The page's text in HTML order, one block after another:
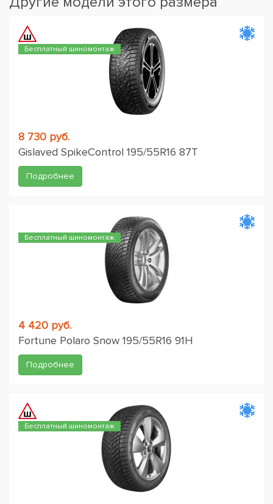
Бесплатный шиномонтаж
8 730 руб.
Gislaved SpikeControl 195/55R16 87T
Подробнее
Бесплатный шиномонтаж
4 420 руб.
Fortune Polaro Snow 195/55R16 91H
Подробнее
Бесплатный шиномонтаж